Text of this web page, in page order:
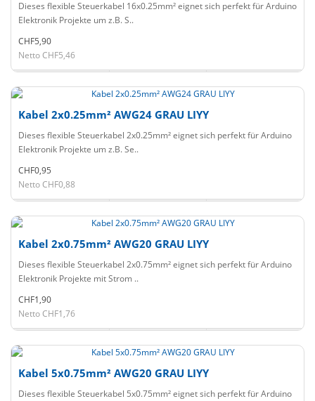
Dieses flexible Steuerkabel 16x0.25mm² eignet sich perfekt für Arduino
Elektronik Projekte um z.B. S..
CHF5,90
Netto CHF5,46
Kabel 2x0.25mm² AWG24 GRAU LIYY
Dieses flexible Steuerkabel 2x0.25mm² eignet sich perfekt für Arduino
Elektronik Projekte um z.B. Se..
CHF0,95
Netto CHF0,88
Kabel 2x0.75mm² AWG20 GRAU LIYY
Dieses flexible Steuerkabel 2x0.75mm² eignet sich perfekt für Arduino
Elektronik Projekte mit Strom ..
CHF1,90
Netto CHF1,76
Kabel 5x0.75mm² AWG20 GRAU LIYY
Dieses flexible Steuerkabel 5x0.75mm² eignet sich perfekt für Arduino